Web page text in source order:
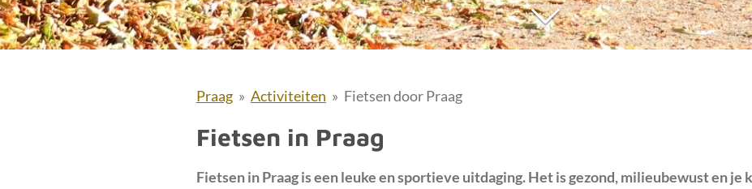
Praag » Activiteiten » Fietsen door Praag
Fietsen in Praag
Fietsen in Praag is een leuke en sportieve uitdaging. Het is gezond, milieubewust en je